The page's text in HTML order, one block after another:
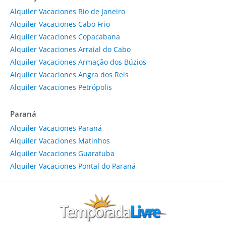
Alquiler Vacaciones Rio de Janeiro
Alquiler Vacaciones Cabo Frio
Alquiler Vacaciones Copacabana
Alquiler Vacaciones Arraial do Cabo
Alquiler Vacaciones Armação dos Búzios
Alquiler Vacaciones Angra dos Reis
Alquiler Vacaciones Petrópolis
Paraná
Alquiler Vacaciones Paraná
Alquiler Vacaciones Matinhos
Alquiler Vacaciones Guaratuba
Alquiler Vacaciones Pontal do Paraná